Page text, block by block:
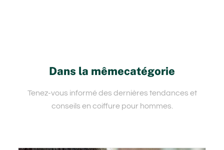
Dans la mêmecatégorie
Tenez-vous informé des dernières tendances et
conseils en coiffure pour hommes.